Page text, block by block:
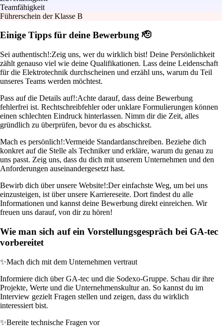
Teamfähigkeit
Führerschein der Klasse B
Einige Tipps für deine Bewerbung 🫡
Sei authentisch!:Zeig uns, wer du wirklich bist! Deine Persönlichkeit
zählt genauso viel wie deine Qualifikationen. Lass deine Leidenschaft
für die Elektrotechnik durchscheinen und erzähl uns, warum du Teil
unseres Teams werden möchtest.
Pass auf die Details auf!:Achte darauf, dass deine Bewerbung
fehlerfrei ist. Rechtschreibfehler oder unklare Formulierungen können
einen schlechten Eindruck hinterlassen. Nimm dir die Zeit, alles
gründlich zu überprüfen, bevor du es abschickst.
Mach es persönlich!:Vermeide Standardanschreiben. Beziehe dich
konkret auf die Stelle als Techniker und erkläre, warum du genau zu
uns passt. Zeig uns, dass du dich mit unserem Unternehmen und den
Anforderungen auseinandergesetzt hast.
Bewirb dich über unsere Website!:Der einfachste Weg, um bei uns
einzusteigen, ist über unsere Karriereseite. Dort findest du alle
Informationen und kannst deine Bewerbung direkt einreichen. Wir
freuen uns darauf, von dir zu hören!
Wie man sich auf ein Vorstellungsgespräch bei GA-tec
vorbereitet
✨Mach dich mit dem Unternehmen vertraut
Informiere dich über GA-tec und die Sodexo-Gruppe. Schau dir ihre
Projekte, Werte und die Unternehmenskultur an. So kannst du im
Interview gezielt Fragen stellen und zeigen, dass du wirklich
interessiert bist.
✨Bereite technische Fragen vor